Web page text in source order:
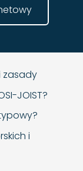
zasady
JOIST?
i